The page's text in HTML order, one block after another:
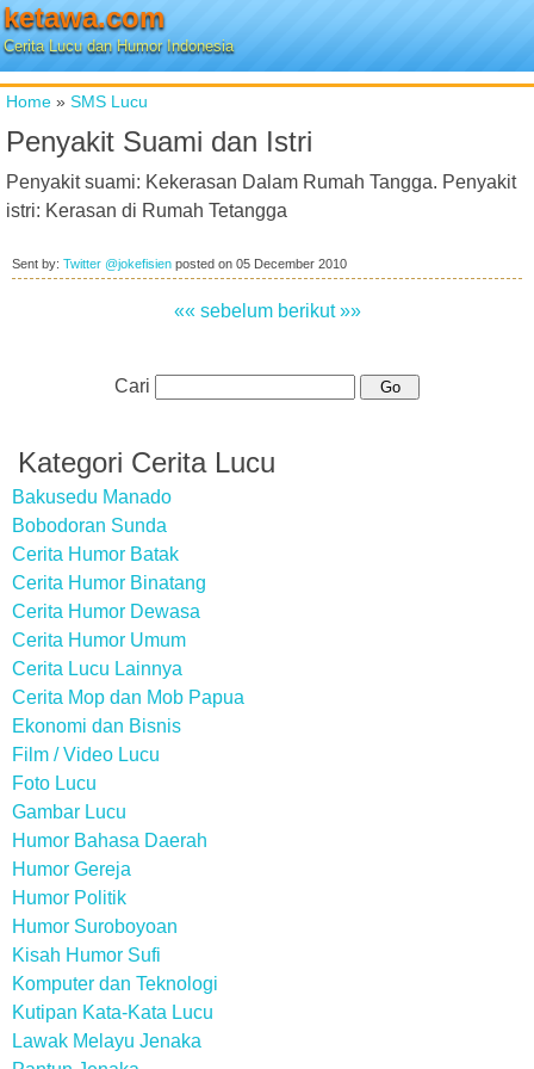
ketawa.com
Cerita Lucu dan Humor Indonesia
Home » SMS Lucu
Penyakit Suami dan Istri
Penyakit suami: Kekerasan Dalam Rumah Tangga. Penyakit
istri: Kerasan di Rumah Tetangga
Sent by: Twitter @jokefisien posted on 05 December 2010
«« sebelum berikut »»
Cari
Kategori Cerita Lucu
Bakusedu Manado
Bobodoran Sunda
Cerita Humor Batak
Cerita Humor Binatang
Cerita Humor Dewasa
Cerita Humor Umum
Cerita Lucu Lainnya
Cerita Mop dan Mob Papua
Ekonomi dan Bisnis
Film / Video Lucu
Foto Lucu
Gambar Lucu
Humor Bahasa Daerah
Humor Gereja
Humor Politik
Humor Suroboyoan
Kisah Humor Sufi
Komputer dan Teknologi
Kutipan Kata-Kata Lucu
Lawak Melayu Jenaka